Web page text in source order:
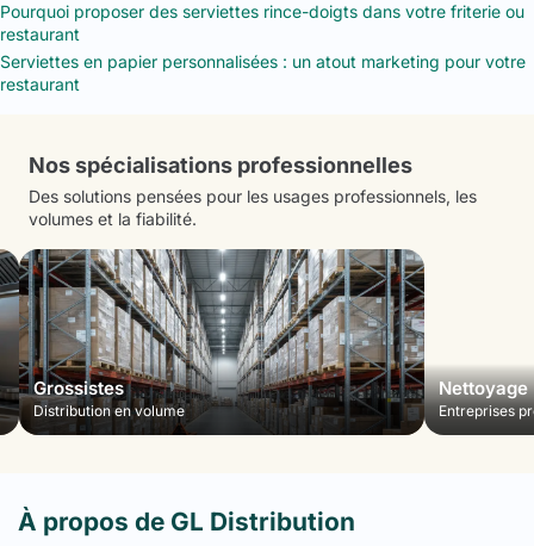
Pourquoi proposer des serviettes rince-doigts dans votre friterie ou
restaurant
Serviettes en papier personnalisées : un atout marketing pour votre
restaurant
Nos spécialisations professionnelles
Des solutions pensées pour les usages professionnels, les
volumes et la fiabilité.
Grossistes
Distribution en volume
Nettoyage
Entreprises
À propos de GL Distribution